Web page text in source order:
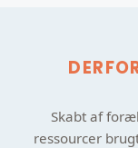
Skabt af
ressourcer